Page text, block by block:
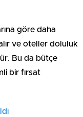
göre daha
ve oteller doluluk
Bu da bütçe
bir fırsat